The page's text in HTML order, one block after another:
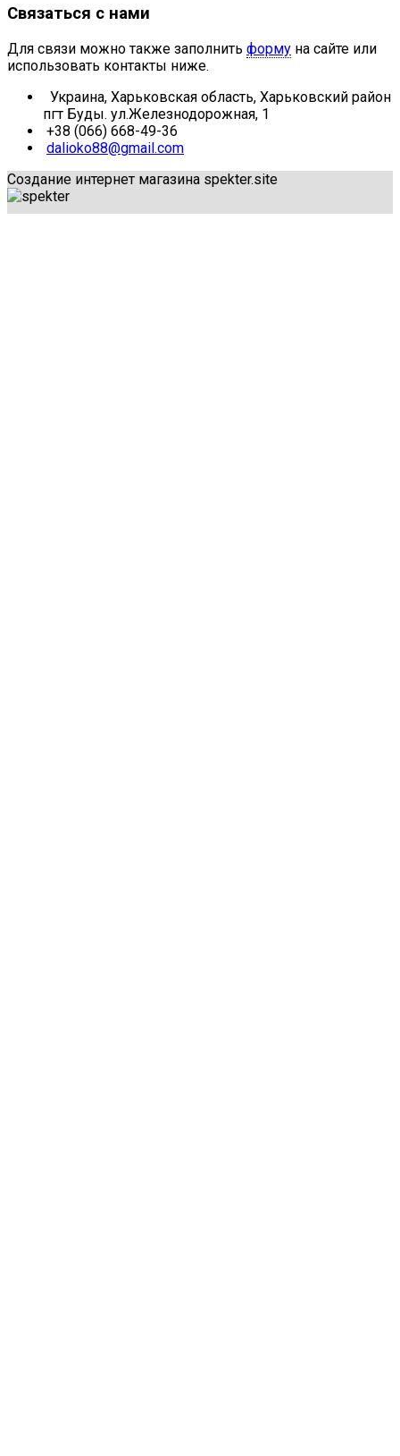
Связаться с нами
Для связи можно также заполнить форму на сайте или
использовать контакты ниже.
Украина, Харьковская область, Харьковский район
пгт Буды. ул.Железнодорожная, 1
+38 (066) 668-49-36
dalioko88@gmail.com
Создание интернет магазина spekter.site